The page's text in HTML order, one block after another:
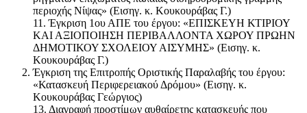
περιοχής Νίψας» (Εισηγ. κ. Κουκουράβας Γ.)
11. Έγκριση 1ου ΑΠΕ του έργου: «ΕΠΙΣΚΕΥΗ ΚΤΙΡΙΟΥ
ΚΑΙ ΑΞΙΟΠΟΙΗΣΗ ΠΕΡΙΒΑΛΛΟΝΤΑ ΧΩΡΟΥ ΠΡΩΗΝ
ΔΗΜΟΤΙΚΟΥ ΣΧΟΛΕΙΟΥ ΑΙΣΥΜΗΣ» (Εισηγ. κ.
Κουκουράβας Γ.)
Έγκριση της Επιτροπής Οριστικής Παραλαβής του έργου:
«Κατασκευή Περιφερειακού Δρόμου» (Εισηγ. κ.
Κουκουράβας Γεώργιος)
13. Διαγραφή προστίμων αυθαίρετης κατασκευής που